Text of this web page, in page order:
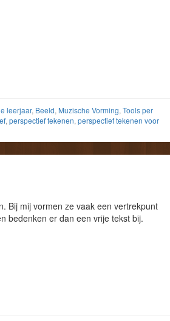
leerjaar, Beeld, Muzische Vorming, Tools per
, perspectief tekenen, perspectief tekenen voor
Bij mij vormen ze vaak een vertrekpunt
bedenken er dan een vrije tekst bij.